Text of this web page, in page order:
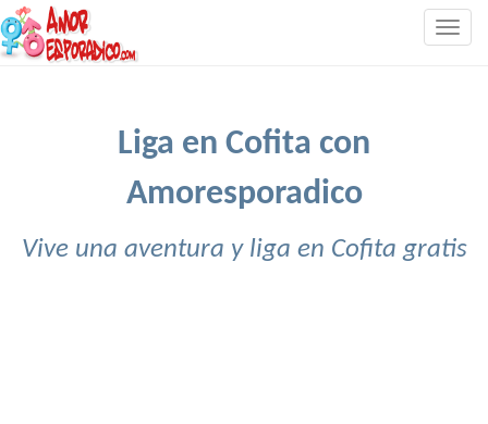
Liga en Cofita con
Amoresporadico
Vive una aventura y liga en Cofita gratis